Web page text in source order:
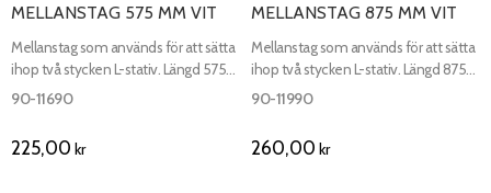
MELLANSTAG 575 MM VIT
Mellanstag som används för att sätta
ihop två stycken L-stativ. Längd 575
mm, höjd 335 mm, djup 20 mm.
90-11690
225,00 kr
MELLANSTAG 875 MM VIT
Mellanstag som används för att sätta
ihop två stycken L-stativ. Längd 875
mm, höjd 335 mm, djup 20 mm.
90-11990
260,00 kr